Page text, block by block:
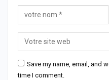
Save my name, email, and
time I comment.